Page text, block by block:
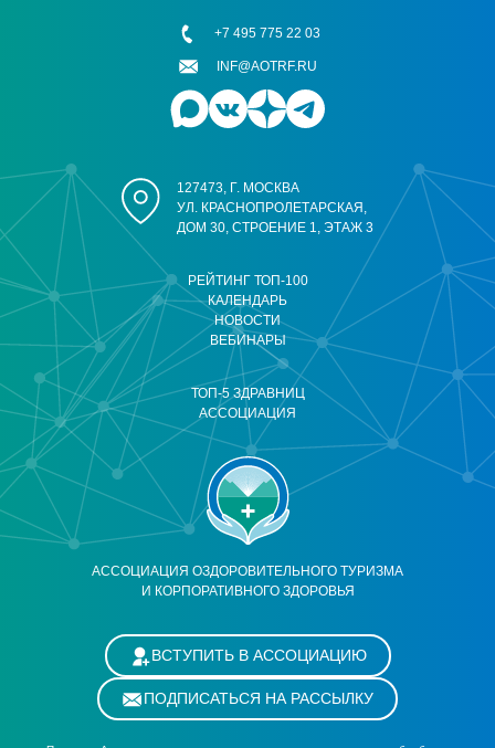
АССОЦИАЦИЯ ОЗДОРОВИТЕЛЬНОГО ТУРИЗМА
И КОРПОРАТИВНОГО ЗДОРОВЬЯ
РЕЙТИНГ ТОП-100
КАЛЕНДАРЬ
НОВОСТИ
ВЕБИНАРЫ
ТОП-5 ЗДРАВНИЦ
АССОЦИАЦИЯ
127473, Г. МОСКВА
УЛ. КРАСНОПРОЛЕТАРСКАЯ,
ДОМ 30, СТРОЕНИЕ 1, ЭТАЖ 3
+7 495 775 22 03
INF@AOTRF.RU
ВСТУПИТЬ В АССОЦИАЦИЮ
ПОДПИСАТЬСЯ НА РАССЫЛКУ